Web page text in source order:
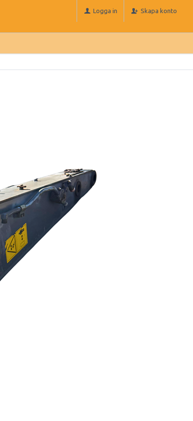
Logga in Skapa konto